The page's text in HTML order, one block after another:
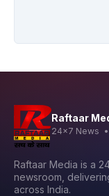
Raftaar
24x7 News
Raftaar Media is a
newsroom,
across India.